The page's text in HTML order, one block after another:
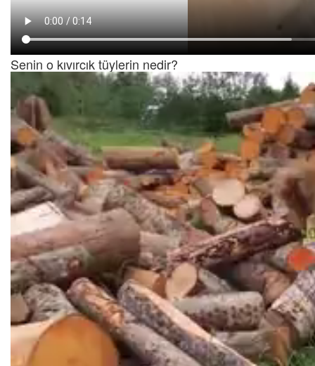
Senin o kıvırcık tüylerin nedir?